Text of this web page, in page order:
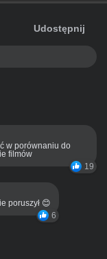
Udostępnij
w porównaniu do
filmów
19
poruszył 😊
6